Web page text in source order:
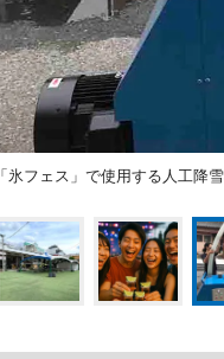
「氷フェス」で使用する人工降